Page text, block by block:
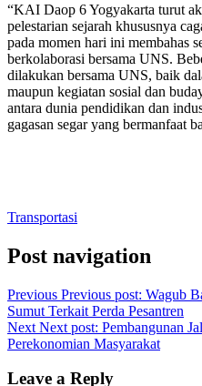
“KAI Daop 6 Yogyakarta turut
pelestarian sejarah khususnya
pada momen hari ini membahas
berkolaborasi bersama UNS.
dilakukan bersama UNS, baik
maupun kegiatan sosial dan
antara dunia pendidikan dan
gagasan segar yang bermanfaat
Transportasi
Post navigation
Previous Previous post: Wagub
Sumut Terkait Perda Pesantren
Next Next post: Pembangunan
Perekonomian Masyarakat
Leave a Reply